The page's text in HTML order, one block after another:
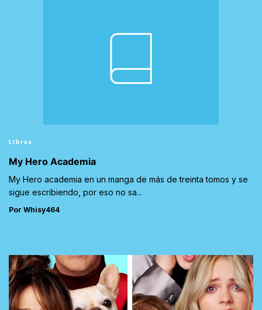
Libros
My Hero Academia
My Hero academia en un manga de más de treinta tomos y se
sigue escribiendo, por eso no sa...
Por Whisy464